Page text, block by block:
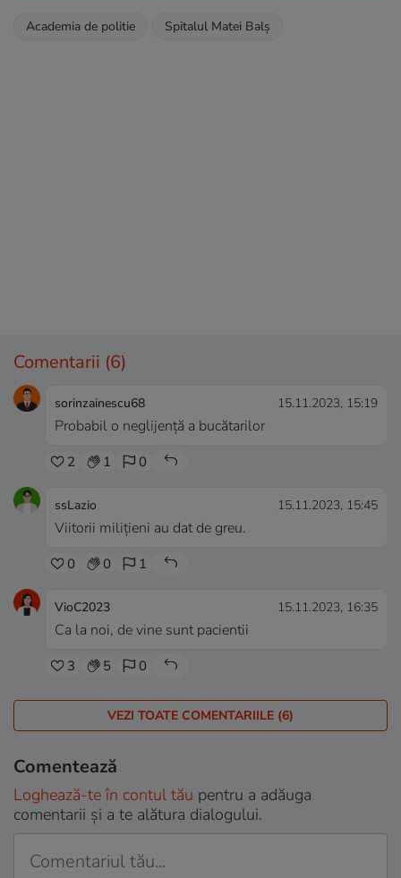
Academia de politie Spitalul Matei Balș
Comentarii (6)
sorinzainescu68 15.11.2023, 15:19
Probabil o neglijență a bucătarilor
2 1 0
ssLazio 15.11.2023, 15:45
Viitorii milițieni au dat de greu.
0 0 1
VioC2023 15.11.2023, 16:35
Ca la noi, de vine sunt pacientii
3 5 0
VEZI TOATE COMENTARIILE (6)
Comentează
Loghează-te în contul tău pentru a adăuga
comentarii și a te alătura dialogului.